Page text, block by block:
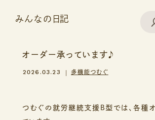
みんなの日記
エリアから探す
オーダー承っています♪
2026.03.23 多機能つむぐ
つむぐの就労継続支援B型では、各種